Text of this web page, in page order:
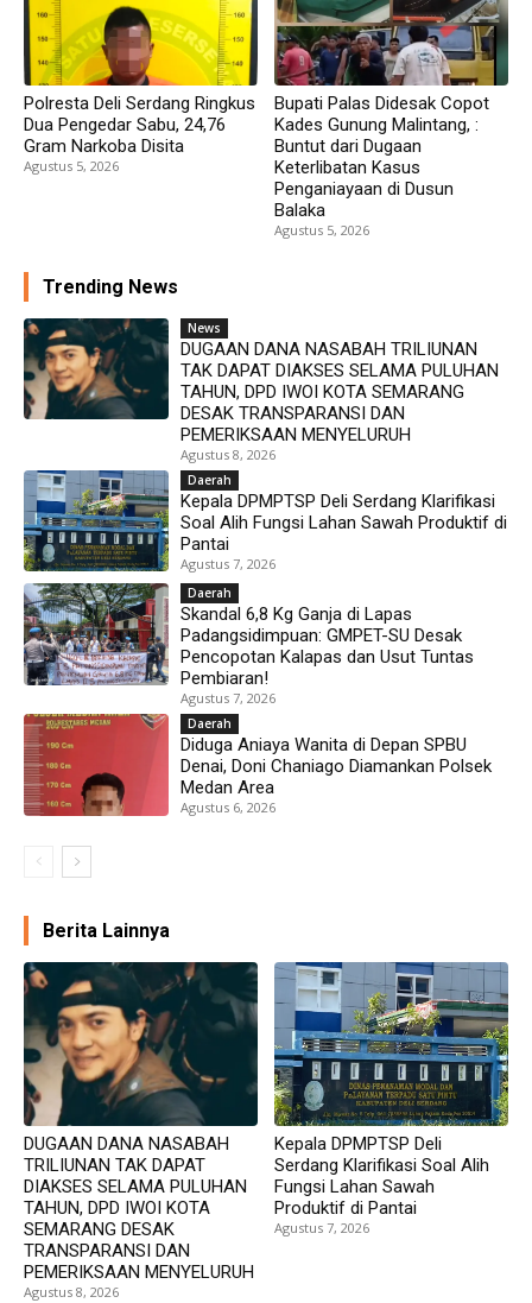
Polresta Deli Serdang Ringkus
Dua Pengedar Sabu, 24,76
Gram Narkoba Disita
Agustus 5, 2026
Bupati Palas Didesak Copot
Kades Gunung Malintang, :
Buntut dari Dugaan
Keterlibatan Kasus
Penganiayaan di Dusun
Balaka
Agustus 5, 2026
Trending News
News
DUGAAN DANA NASABAH TRILIUNAN
TAK DAPAT DIAKSES SELAMA PULUHAN
TAHUN, DPD IWOI KOTA SEMARANG
DESAK TRANSPARANSI DAN
PEMERIKSAAN MENYELURUH
Agustus 8, 2026
Daerah
Kepala DPMPTSP Deli Serdang Klarifikasi
Soal Alih Fungsi Lahan Sawah Produktif di
Pantai
Agustus 7, 2026
Daerah
Skandal 6,8 Kg Ganja di Lapas
Padangsidimpuan: GMPET-SU Desak
Pencopotan Kalapas dan Usut Tuntas
Pembiaran!
Agustus 7, 2026
Daerah
Diduga Aniaya Wanita di Depan SPBU
Denai, Doni Chaniago Diamankan Polsek
Medan Area
Agustus 6, 2026
Berita Lainnya
DUGAAN DANA NASABAH
TRILIUNAN TAK DAPAT
DIAKSES SELAMA PULUHAN
TAHUN, DPD IWOI KOTA
SEMARANG DESAK
TRANSPARANSI DAN
PEMERIKSAAN MENYELURUH
Agustus 8, 2026
Kepala DPMPTSP Deli
Serdang Klarifikasi Soal Alih
Fungsi Lahan Sawah
Produktif di Pantai
Agustus 7, 2026